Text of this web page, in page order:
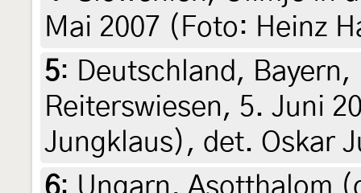
Mai 2007 (Foto: Heinz
5: Deutschland,
Reiterswiesen, 5. Juni
Jungklaus), det. Oskar
6: Ungarn, Asotthalom